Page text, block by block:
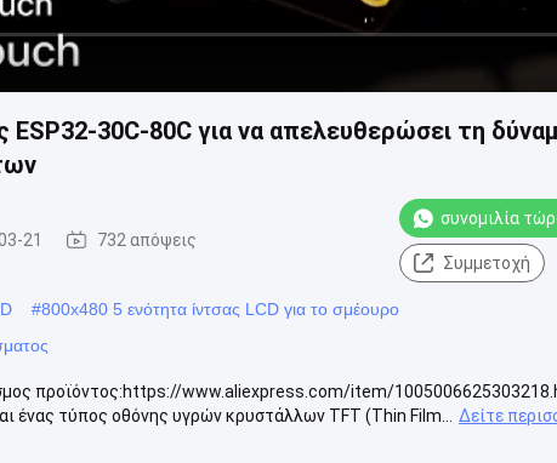
ESP32-30C-80C για να απελευθερώσει τη
21 732 απόψεις
συνομιλία
Συμμετοχή
#800x480 5 ενότητα ίντσας LCD για το σμέουρο
προϊόντος:https://www.aliexpress.com/item/
ένας τύπος οθόνης υγρών κρυστάλλων TFT (Thin Film...
Δείτε